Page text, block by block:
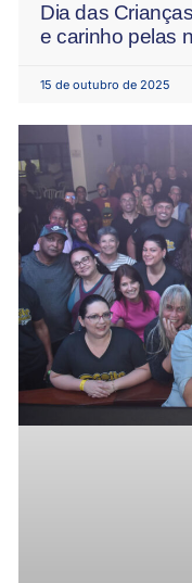
Dia das
e carinho pelas
15 de outubro de 2025